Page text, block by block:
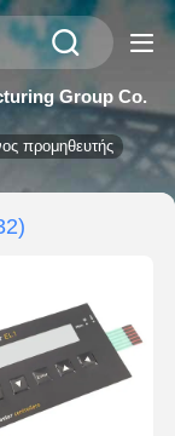
Group Co.
προμηθευτής